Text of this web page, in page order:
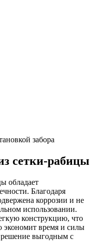
забора
сетки-рабицы
обладает
Благодаря
коррозии и не
использовании.
конструкцию, что
экономит время и силы
решение выгодным с